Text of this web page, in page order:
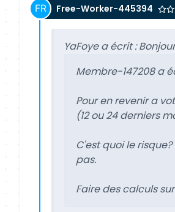
Free-Worker-445394
YaFoye a écrit :
Membre-147208 a
Pour en revenir a
(12 ou 24 derniers
C'est quoi le
pas.
Faire des calculs